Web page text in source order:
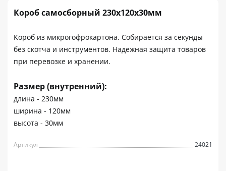
Короб самосборный 230х120х30мм
Короб из микрогофрокартона. Собирается за секунды
без скотча и инструментов. Надежная защита товаров
при перевозке и хранении.
Размер (внутренний):
длина - 230мм
ширина - 120мм
высота - 30мм
Артикул 24021